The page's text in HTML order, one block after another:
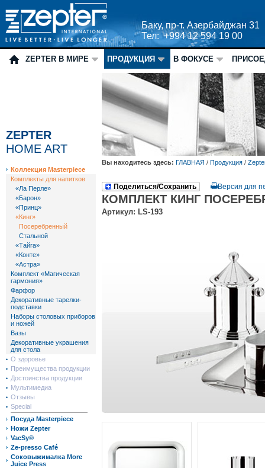
Баку, пр-т. Азербайджан 31
Тел: +994 12 594 19 00
ZEPTER В МИРЕ ПРОДУКЦИЯ В ФОКУСЕ
ZEPTER
HOME ART
Коллекция Masterpiece
Комплекты для напитков
«Ла Перле»
«Барон»
«Принц»
«Кинг»
Посеребренный
Стальной
«Тайга»
«Конте»
«Астра»
Комплект «Магическая
гармония»
Фарфор
Декоративные тарелки-
подставки
Наборы столовых приборов
и ножей
Вазы
Декоративные украшения
для стола
О здоровье
Преимущества продукции
Достоинства продукции
Мультимедиа
Отзывы
Special
Посуда Masterpiece
Ножи Zepter
VacSy®
Ze-presso Café
Соковыжималка More
Juice Press
Вы находитесь здесь: ГЛАВНАЯ / Продукция /
Поделиться/Сохранить Версия для
КОМПЛЕКТ КИНГ
Артикул: LS-193